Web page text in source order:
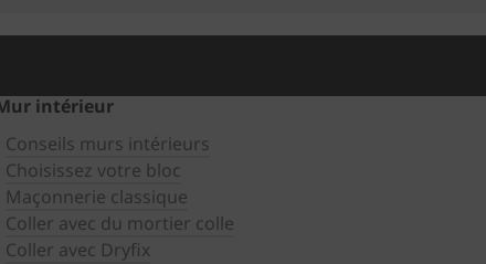
intérieur
Conseils murs intérieurs
Choisissez votre bloc
Maçonnerie classique
Coller avec du mortier colle
Coller avec Dryfix